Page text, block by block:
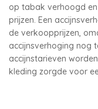
op tabak verhoogd
prijzen. Een
de verkoopprijzen,
accijnsverhoging nog
accijnstarieven
kleding zorgde voor